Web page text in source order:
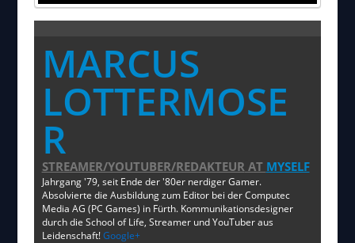
MARCUS
LOTTERMOSE
R
STREAMER/YOUTUBER/REDAKTEUR AT MYSELF
Jahrgang '79, seit Ende der '80er nerdiger Gamer.
Absolvierte die Ausbildung zum Editor bei der Computec
Media AG (PC Games) in Fürth. Kommunikationsdesigner
durch die School of Life, Streamer und YouTuber aus
Leidenschaft!Google+